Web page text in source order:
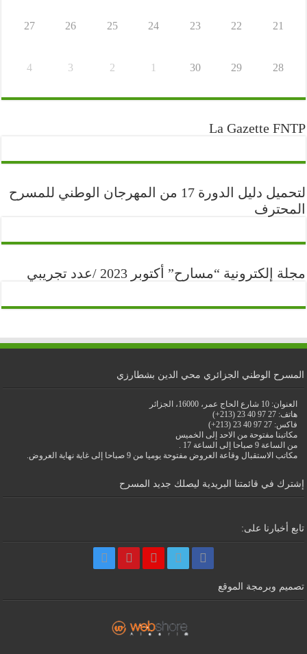
21
22
23
24
25
26
27
28
29
30
1
2
3
4
La Gazette FNTP
لتحميل دليل الدورة 17 من المهرجان الوطني للمسرح
المحترف
مجلة إلكترونية “مسارح” أكتوبر 2023 /عدد تجريبي
المسرح الوطني الجزائري محي الدين بشطارزي
العنوان: 10 شارع الحاج عمر، 16000، الجزائر
هاتف: 27 97 40 23 (213+)
فاكس: 27 97 40 23 (213+)
مكاتبنا مفتوحة من الاحد إلى الخميس
من الساعة 9 صباحا إلى الساعة 17 .
مكاتب الاستقبال وقاعة العروض مفتوحة يوميا من 9 صباحا إلى غاية نهاية العروض.
إشترك في قائمتنا البريدية ليصلك جديد المسرح
تابع أخبارنا على:
تصميم وبرمجة الموقع